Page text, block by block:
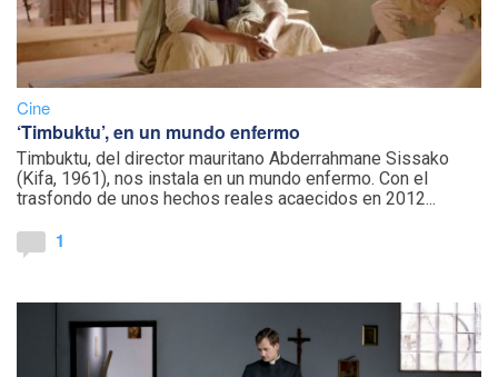
Cine
‘Timbuktu’, en un mundo enfermo
Timbuktu, del director mauritano Abderrahmane Sissako
(Kifa, 1961), nos instala en un mundo enfermo. Con el
trasfondo de unos hechos reales acaecidos en 2012...
1